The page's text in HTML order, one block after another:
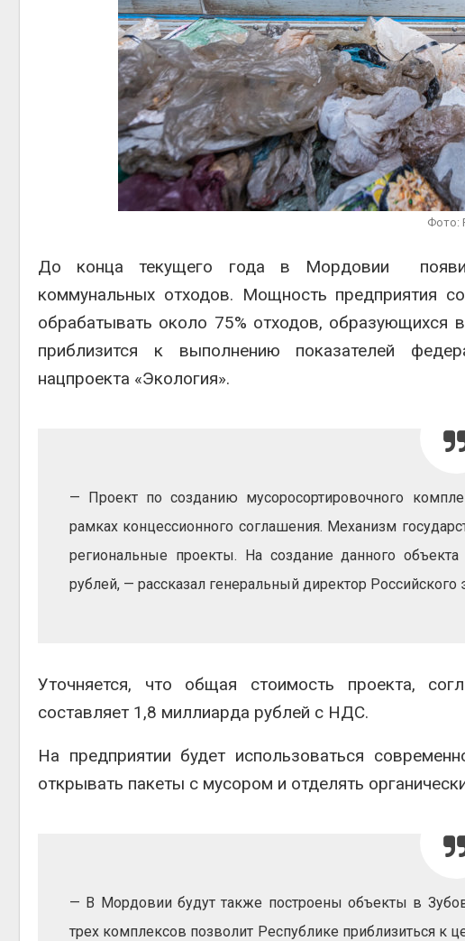
Фото:
До конца текущего года в Мордовии
коммунальных отходов. Мощность предприятия
обрабатывать около 75% отходов, образующихся
приблизится к выполнению показателей
нацпроекта «Экология».
— Проект по созданию мусоросортировочного
рамках концессионного соглашения. Механизм
региональные проекты. На создание данного
рублей, — рассказал генеральный директор
Уточняется, что общая стоимость проекта,
составляет 1,8 миллиарда рублей с НДС.
На предприятии будет использоваться
открывать пакеты с мусором и отделять
— В Мордовии будут также построены объекты в
трех комплексов позволит Республике приблизиться
контейнерных
Авг 7, 2026
В
Авг 6, 2026